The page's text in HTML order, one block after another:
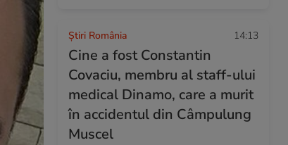
Știri România 14:13
Cine a fost Constantin
Covaciu, membru al staff-ului
medical Dinamo, care a murit
în accidentul din Câmpulung
Muscel